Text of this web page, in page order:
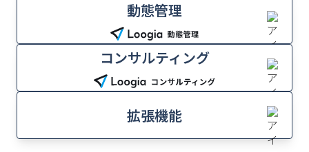
動態管理
コンサルティング
拡張機能